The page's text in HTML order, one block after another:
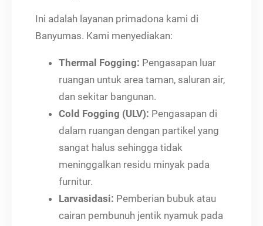
Ini adalah layanan primadona kami di
Banyumas. Kami menyediakan:
Thermal Fogging: Pengasapan luar
ruangan untuk area taman, saluran air,
dan sekitar bangunan.
Cold Fogging (ULV): Pengasapan di
dalam ruangan dengan partikel yang
sangat halus sehingga tidak
meninggalkan residu minyak pada
furnitur.
Larvasidasi: Pemberian bubuk atau
cairan pembunuh jentik nyamuk pada